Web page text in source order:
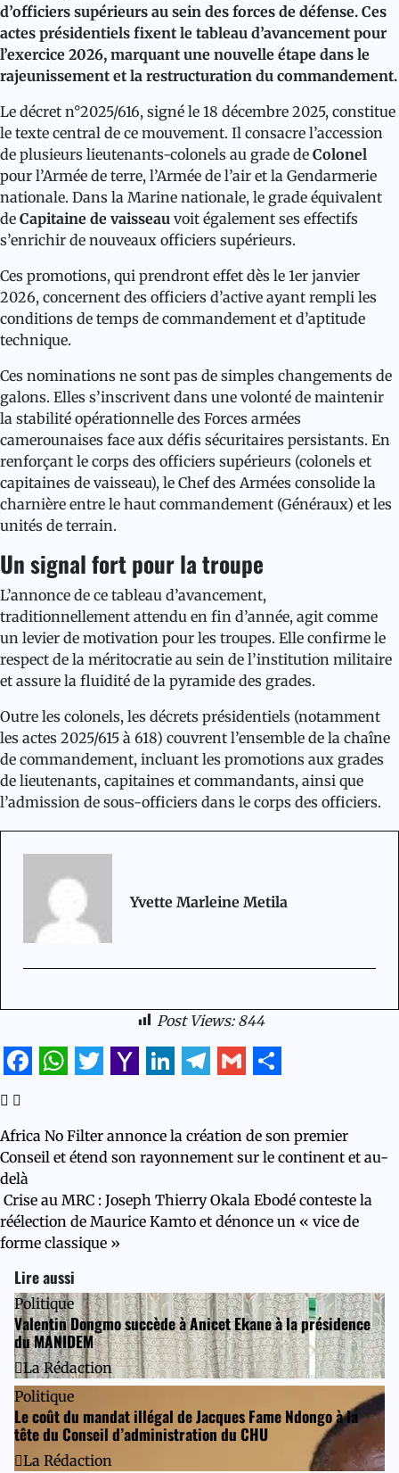
d’officiers supérieurs au sein des forces de défense. Ces
actes présidentiels fixent le tableau d’avancement pour
l’exercice 2026, marquant une nouvelle étape dans le
rajeunissement et la restructuration du commandement.
Le décret n°2025/616, signé le 18 décembre 2025, constitue
le texte central de ce mouvement. Il consacre l’accession
de plusieurs lieutenants-colonels au grade de Colonel
pour l’Armée de terre, l’Armée de l’air et la Gendarmerie
nationale. Dans la Marine nationale, le grade équivalent
de Capitaine de vaisseau voit également ses effectifs
s’enrichir de nouveaux officiers supérieurs.
Ces promotions, qui prendront effet dès le 1er janvier
2026, concernent des officiers d’active ayant rempli les
conditions de temps de commandement et d’aptitude
technique.
Ces nominations ne sont pas de simples changements de
galons. Elles s’inscrivent dans une volonté de maintenir
la stabilité opérationnelle des Forces armées
camerounaises face aux défis sécuritaires persistants. En
renforçant le corps des officiers supérieurs (colonels et
capitaines de vaisseau), le Chef des Armées consolide la
charnière entre le haut commandement (Généraux) et les
unités de terrain.
Un signal fort pour la troupe
L’annonce de ce tableau d’avancement,
traditionnellement attendu en fin d’année, agit comme
un levier de motivation pour les troupes. Elle confirme le
respect de la méritocratie au sein de l’institution militaire
et assure la fluidité de la pyramide des grades.
Outre les colonels, les décrets présidentiels (notamment
les actes 2025/615 à 618) couvrent l’ensemble de la chaîne
de commandement, incluant les promotions aux grades
de lieutenants, capitaines et commandants, ainsi que
l’admission de sous-officiers dans le corps des officiers.
Yvette Marleine Metila
Post Views: 844
Facebook
Navigation
de
l’article
Africa No Filter annonce la création de son premier
Conseil et étend son rayonnement sur le continent et au-
delà
Crise au MRC : Joseph Thierry Okala Ebodé conteste la
réélection de Maurice Kamto et dénonce un « vice de
forme classique »
Lire aussi
Politique
Valentin Dongmo succède à Anicet Ekane à la présidence
du MANIDEM
La Rédaction
Politique
Le coût du mandat illégal de Jacques Fame Ndongo à la
tête du Conseil d’administration du CHU
La Rédaction